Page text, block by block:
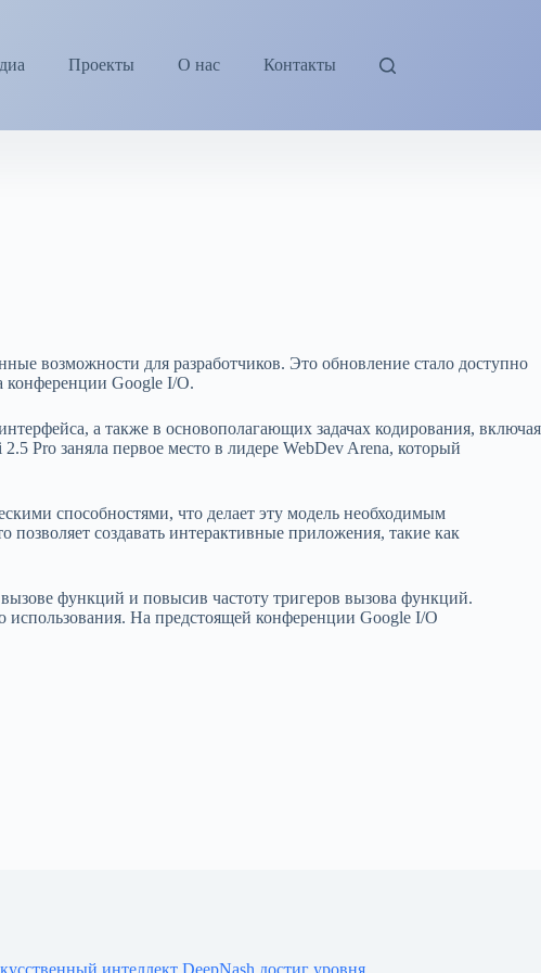
Проекты О нас Контакты
возможности для разработчиков. Это обновление стало доступно
конференции Google I/O.
а также в основополагающих задачах кодирования, включая
Pro заняла первое место в лидере WebDev Arena, который
способностями, что делает эту модель необходимым
создавать интерактивные приложения, такие как
функций и повысив частоту тригеров вызова функций.
использования. На предстоящей конференции Google I/O